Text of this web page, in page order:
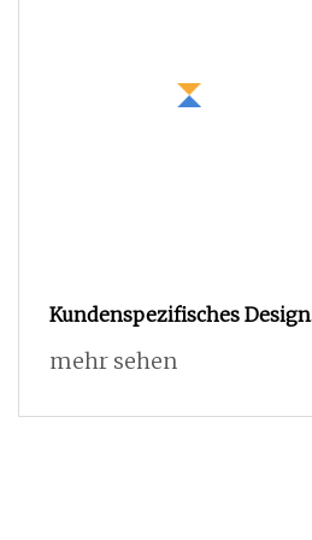
Kundenspezifisches Design
zur Entwicklung neuer
Kunststoffspritzgussteilen
mehr sehen